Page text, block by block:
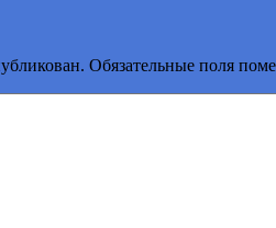
Обязательные поля